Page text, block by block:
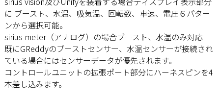
に ブースト、水温、吸気温、回転数、車速、電圧６パター
ンから選択可能。
sirius meter（アナログ）の場合ブースト、水温のみ対応
既にGReddyのブーストセンサー、水温センサーが接続され
ている場合にはセンサーデータが優先されます。
コントロールユニットの拡張ポート部分にハーネスピンを4
本差し込みます。